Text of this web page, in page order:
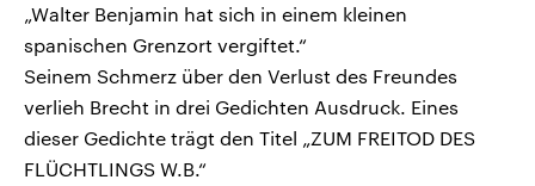
„Walter Benjamin hat sich in einem kleinen
spanischen Grenzort vergiftet.“
Seinem Schmerz über den Verlust des Freundes
verlieh Brecht in drei Gedichten Ausdruck. Eines
dieser Gedichte trägt den Titel „ZUM FREITOD DES
FLÜCHTLINGS W.B.“